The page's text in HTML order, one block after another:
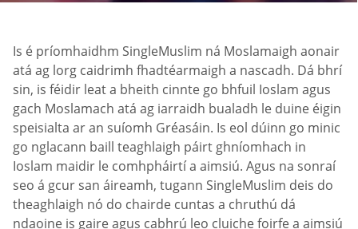
Is é príomhaidhm SingleMuslim ná Moslamaigh aonair
atá ag lorg caidrimh fhadtéarmaigh a nascadh. Dá bhrí
sin, is féidir leat a bheith cinnte go bhfuil Ioslam agus
gach Moslamach atá ag iarraidh bualadh le duine éigin
speisialta ar an suíomh Gréasáin. Is eol dúinn go minic
go nglacann baill teaghlaigh páirt ghníomhach in
Ioslam maidir le comhpháirtí a aimsiú. Agus na sonraí
seo á gcur san áireamh, tugann SingleMuslim deis do
theaghlaigh nó do chairde cuntas a chruthú dá
ndaoine is gaire agus cabhrú leo cluiche foirfe a aimsiú